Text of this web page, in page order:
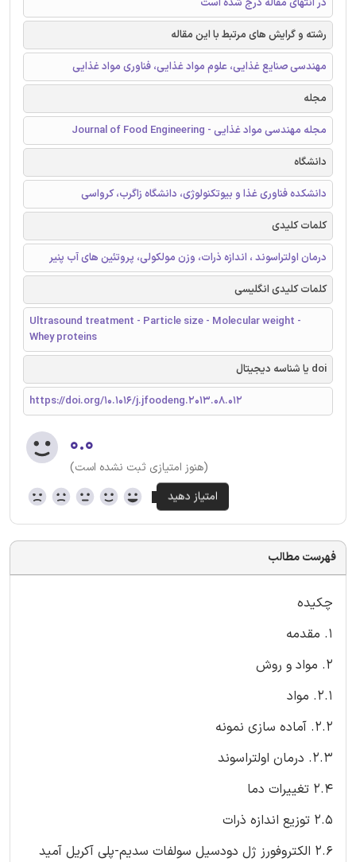
رشته و گرایش های مرتبط با این مقاله
مهندسی صنایع غذایی، علوم مواد غذایی، فناوری مواد غذایی
مجله
مجله مهندسی مواد غذایی - Journal of Food Engineering
دانشگاه
دانشکده فناوری غذا و بیوتکنولوژی، دانشگاه زاگرب، کرواسی
کلمات کلیدی
درمان اولتراسوند ، اندازه ذرات، وزن مولکولی، پروتئین های آب پنیر
کلمات کلیدی انگلیسی
Ultrasound treatment - Particle size - Molecular weight -
Whey proteins
doi یا شناسه دیجیتال
https://doi.org/10.1016/j.jfoodeng.2013.08.012
۰.۰
(هنوز امتیازی ثبت نشده است)
فهرست مطالب
چکیده
1. مقدمه
2. مواد و روش
2.1. مواد
2.2. آماده سازی نمونه
2.3. درمان اولتراسوند
2.4 تغییرات دما
2.5 توزیع اندازه ذرات
2.6 الکتروفورز ژل دودسیل سولفات سدیم-پلی آکریل آمید